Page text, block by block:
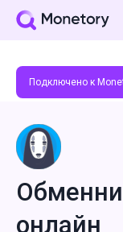
Подключено к
онлайн